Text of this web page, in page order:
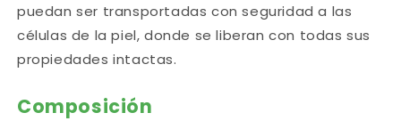
puedan ser transportadas con seguridad a las
células de la piel, donde se liberan con todas sus
propiedades intactas.
Composición